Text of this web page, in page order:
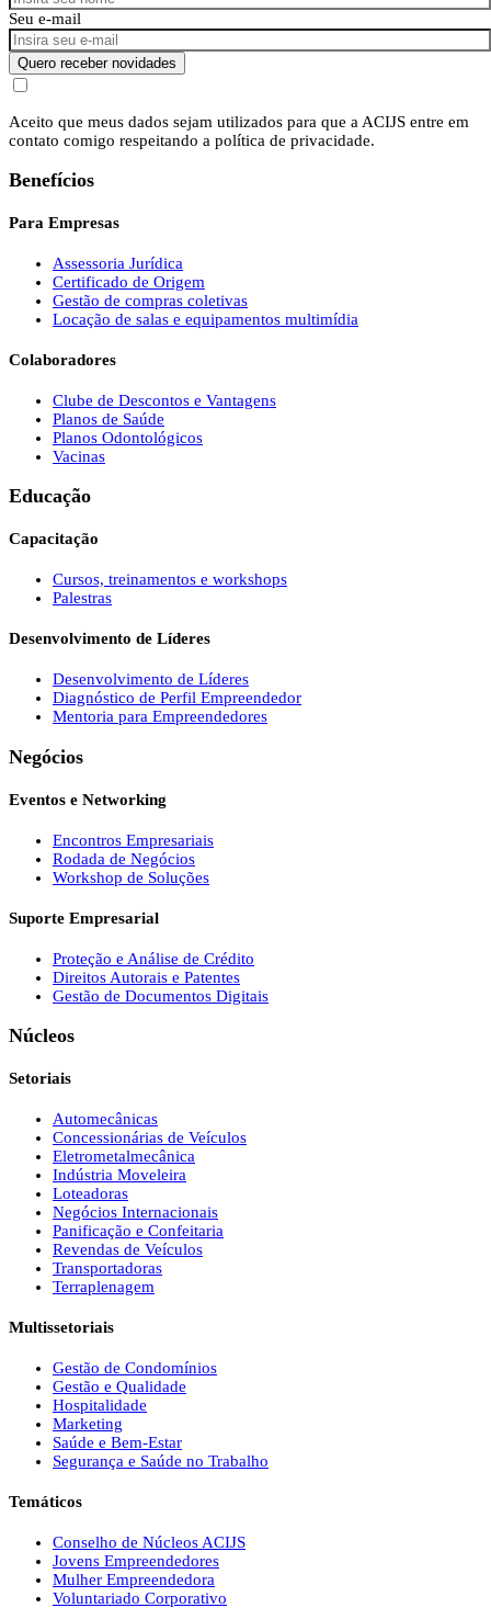
Seu e-mail
Quero receber novidades
Aceito que meus dados sejam utilizados para que a ACIJS entre em
contato comigo respeitando a política de privacidade.
Benefícios
Para Empresas
Assessoria Jurídica
Certificado de Origem
Gestão de compras coletivas
Locação de salas e equipamentos multimídia
Colaboradores
Clube de Descontos e Vantagens
Planos de Saúde
Planos Odontológicos
Vacinas
Educação
Capacitação
Cursos, treinamentos e workshops
Palestras
Desenvolvimento de Líderes
Desenvolvimento de Líderes
Diagnóstico de Perfil Empreendedor
Mentoria para Empreendedores
Negócios
Eventos e Networking
Encontros Empresariais
Rodada de Negócios
Workshop de Soluções
Suporte Empresarial
Proteção e Análise de Crédito
Direitos Autorais e Patentes
Gestão de Documentos Digitais
Núcleos
Setoriais
Automecânicas
Concessionárias de Veículos
Eletrometalmecânica
Indústria Moveleira
Loteadoras
Negócios Internacionais
Panificação e Confeitaria
Revendas de Veículos
Transportadoras
Terraplenagem
Multissetoriais
Gestão de Condomínios
Gestão e Qualidade
Hospitalidade
Marketing
Saúde e Bem-Estar
Segurança e Saúde no Trabalho
Temáticos
Conselho de Núcleos ACIJS
Jovens Empreendedores
Mulher Empreendedora
Voluntariado Corporativo